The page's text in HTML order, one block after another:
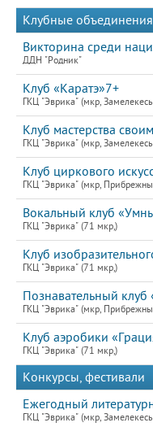
Клубные объединения
Викторина среди
ДДН "Родник"
Клуб «Каратэ»7+
ГКЦ "Эврика" (мкр,
Клуб мастерства
ГКЦ "Эврика" (мкр,
Клуб циркового
ГКЦ "Эврика" (мкр,
Вокальный клуб
ГКЦ "Эврика" (71 мкр,)
Клуб
ГКЦ "Эврика" (71 мкр,)
Познавательный клуб
ГКЦ "Эврика" (мкр,
Клуб аэробики
ГКЦ "Эврика" (71 мкр,)
Конкурсы, фестивали
Ежегодный
ГКЦ "Эврика" (мкр,